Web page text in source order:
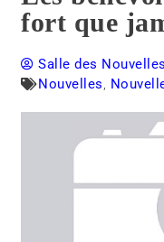
fort que
Salle des Nouvelles
Nouvelles,